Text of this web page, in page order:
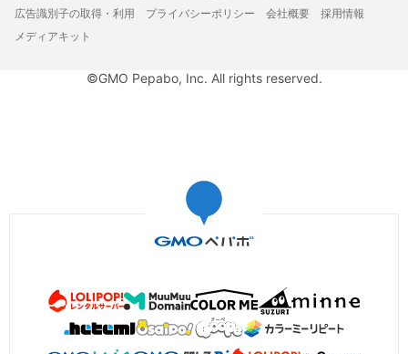
広告識別子の取得・利用
プライバシーポリシー 会社概要
採用情報
メディアキット
©GMO Pepabo, Inc. All rights reserved.